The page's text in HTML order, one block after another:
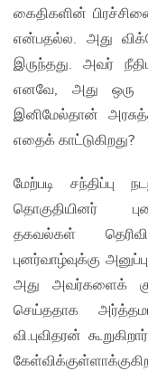
கைதிகளின்
என்பதல்ல. அது
இருந்தது. அவர்
எனவே, அது ஒரு
இனிமேல்தான்
எதைக் காட்டுகிறது?
மேற்படி
தொகுதியினர்
தகவல்கள்
புனர்வாழ்வுக்கு
அது அவர்களைக்
செய்ததாக
வி.புவிதரன்